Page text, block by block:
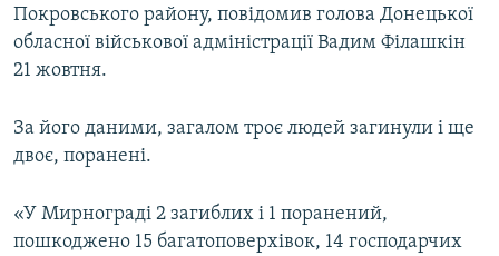
КТАТ
Усі сайти RFE/RL
Покровського району, повідомив голова Донецької
обласної військової адміністрації Вадим Філашкін
21 жовтня.
За його даними, загалом троє людей загинули і ще
двоє, поранені.
«У Мирнограді 2 загиблих і 1 поранений,
пошкоджено 15 багатоповерхівок, 14 господарчих